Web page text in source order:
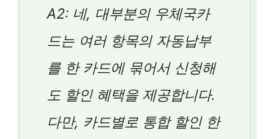
A2: 네, 대부분의 우체국카
드는 여러 항목의 자동납부
를 한 카드에 묶어서 신청해
도 할인 혜택을 제공합니다.
다만, 카드별로 통합 할인 한